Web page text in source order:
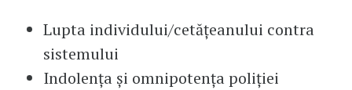
Lupta individului/cetățeanului contra
sistemului
Indolența și omnipotența poliției